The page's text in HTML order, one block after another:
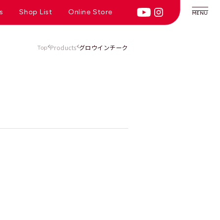
Shop List Online Store
Top Products グロウインチーク
MENU